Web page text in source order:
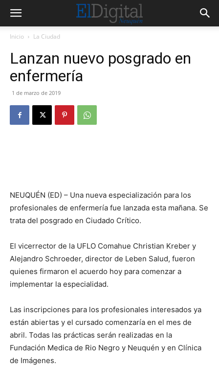
Inicio La Ciudad
Lanzan nuevo posgrado en
enfermería
1 de marzo de 2019
NEUQUÉN (ED) – Una nueva especialización para los
profesionales de enfermería fue lanzada esta mañana. Se
trata del posgrado en Ciudado Crítico.
El vicerrector de la UFLO Comahue Christian Kreber y
Alejandro Schroeder, director de Leben Salud, fueron
quienes firmaron el acuerdo hoy para comenzar a
implementar la especialidad.
Las inscripciones para los profesionales interesados ya
están abiertas y el cursado comenzaría en el mes de
abril. Todas las prácticas serán realizadas en la
Fundación Medica de Rio Negro y Neuquén y en Clínica
de Imágenes.